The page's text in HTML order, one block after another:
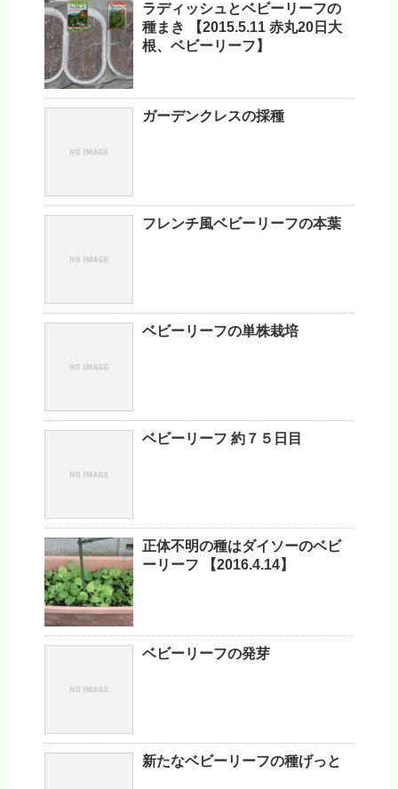
ラディッシュとベビーリーフの
種まき 【2015.5.11 赤丸20日大
根、ベビーリーフ】
ガーデンクレスの採種
フレンチ風ベビーリーフの本葉
ベビーリーフの単株栽培
ベビーリーフ 約７５日目
正体不明の種はダイソーのベビ
ーリーフ 【2016.4.14】
ベビーリーフの発芽
新たなベビーリーフの種げっと